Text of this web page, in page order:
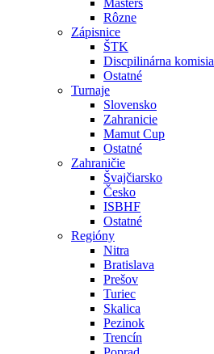
Rôzne
Zápisnice
ŠTK
Discpilinárna komisia
Ostatné
Turnaje
Slovensko
Zahranicie
Mamut Cup
Ostatné
Zahraničie
Švajčiarsko
Česko
ISBHF
Ostatné
Regióny
Nitra
Bratislava
Prešov
Turiec
Skalica
Pezinok
Trencín